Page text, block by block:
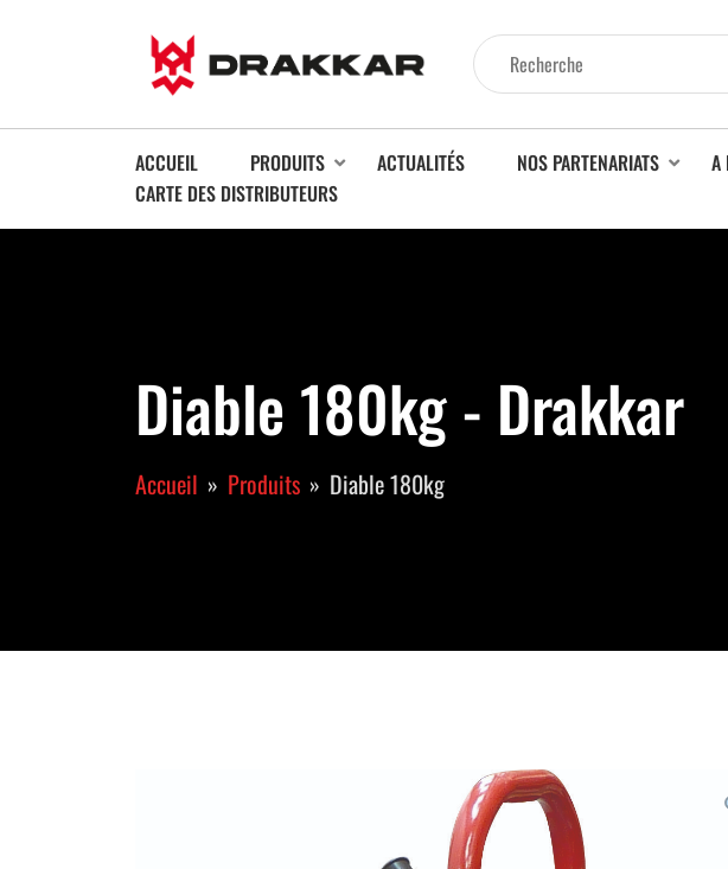
ACCUEIL PRODUITS ACTUALITÉS NOS PARTENARIATS A
CARTE DES DISTRIBUTEURS
Diable 180kg - Drakkar
Accueil Produits Diable 180kg